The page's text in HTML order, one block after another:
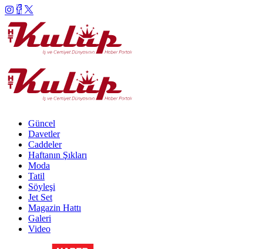
Güncel
Davetler
Caddeler
Haftanın Şıkları
Moda
Tatil
Söyleşi
Jet Set
Magazin Hattı
Galeri
Video